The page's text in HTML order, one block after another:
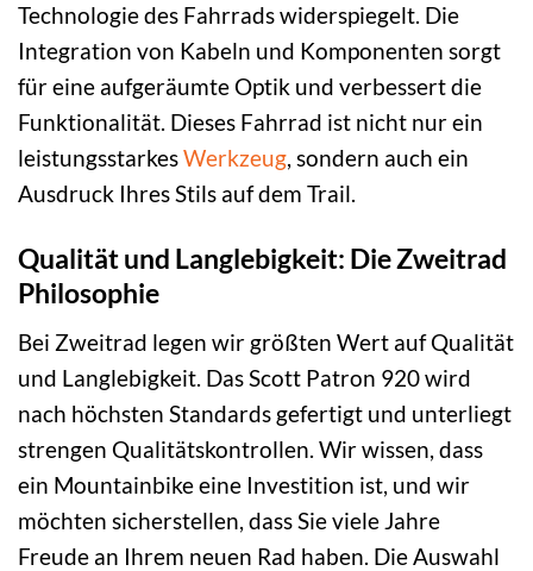
Technologie des Fahrrads widerspiegelt. Die
Integration von Kabeln und Komponenten sorgt
für eine aufgeräumte Optik und verbessert die
Funktionalität. Dieses Fahrrad ist nicht nur ein
leistungsstarkesWerkzeug, sondern auch ein
Ausdruck Ihres Stils auf dem Trail.
Qualität und Langlebigkeit: Die Zweitrad
Philosophie
Bei Zweitrad legen wir größten Wert auf Qualität
und Langlebigkeit. Das Scott Patron 920 wird
nach höchsten Standards gefertigt und unterliegt
strengen Qualitätskontrollen. Wir wissen, dass
ein Mountainbike eine Investition ist, und wir
möchten sicherstellen, dass Sie viele Jahre
Freude an Ihrem neuen Rad haben. Die Auswahl